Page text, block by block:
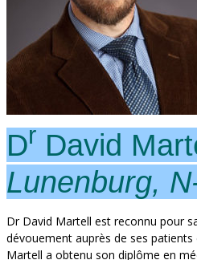
Dr David
Lunenburg,
Dr David Martell est reconnu pour
dévouement auprès de ses
Martell a obtenu son diplôme en